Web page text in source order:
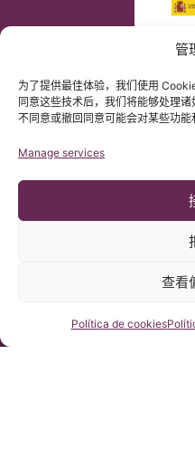
管
为了提供最佳体验，我们使用
同意这些技术后，我们将能够处理
不同意或撤回同意可能会对某些功能
Manage services
查看
Política de cookies
本网站内容原文为西班牙语，
咨